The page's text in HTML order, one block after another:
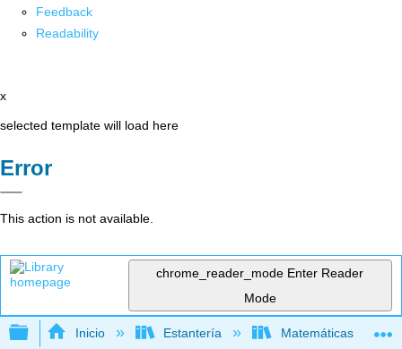
Feedback
Readability
x
selected template will load here
Error
This action is not available.
chrome_reader_mode Enter Reader
Mode
Expandir/contraer jerarquía global
Inicio Estantería Matemáticas